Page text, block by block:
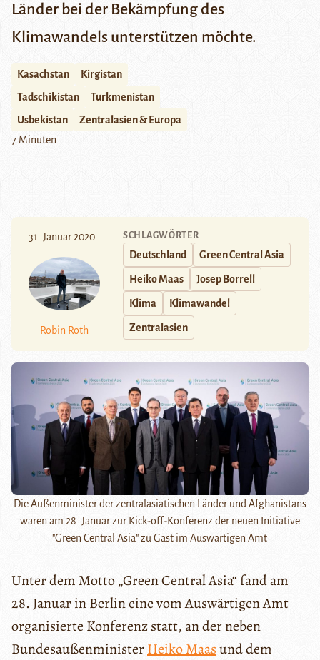
Länder bei der Bekämpfung des
Klimawandels unterstützen möchte.
Kasachstan
Kirgistan
Tadschikistan
Turkmenistan
Usbekistan
Zentralasien & Europa
7 Minuten
31. Januar 2020
Robin Roth
SCHLAGWÖRTER
Deutschland Green Central Asia
Heiko Maas Josep Borrell
Klima Klimawandel
Zentralasien
Die Außenminister der zentralasiatischen Länder und Afghanistans
waren am 28. Januar zur Kick-off-Konferenz der neuen Initiative
"Green Central Asia" zu Gast im Auswärtigen Amt
Unter dem Motto „Green Central Asia“ fand am
28. Januar in Berlin eine vom Auswärtigen Amt
organisierte Konferenz statt, an der neben
BundesaußenministerHeiko Maasund dem